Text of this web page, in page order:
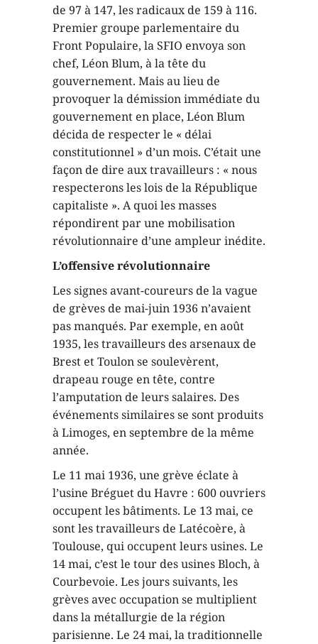
de 97 à 147, les radicaux de 159 à 116.
Premier groupe parlementaire du
Front Populaire, la SFIO envoya son
chef, Léon Blum, à la tête du
gouvernement. Mais au lieu de
provoquer la démission immédiate du
gouvernement en place, Léon Blum
décida de respecter le « délai
constitutionnel » d’un mois. C’était une
façon de dire aux travailleurs : « nous
respecterons les lois de la République
capitaliste ». A quoi les masses
répondirent par une mobilisation
révolutionnaire d’une ampleur inédite.
L’offensive révolutionnaire
Les signes avant-coureurs de la vague
de grèves de mai-juin 1936 n’avaient
pas manqués. Par exemple, en août
1935, les travailleurs des arsenaux de
Brest et Toulon se soulevèrent,
drapeau rouge en tête, contre
l’amputation de leurs salaires. Des
événements similaires se sont produits
à Limoges, en septembre de la même
année.
Le 11 mai 1936, une grève éclate à
l’usine Bréguet du Havre : 600 ouvriers
occupent les bâtiments. Le 13 mai, ce
sont les travailleurs de Latécoère, à
Toulouse, qui occupent leurs usines. Le
14 mai, c’est le tour des usines Bloch, à
Courbevoie. Les jours suivants, les
grèves avec occupation se multiplient
dans la métallurgie de la région
parisienne. Le 24 mai, la traditionnelle